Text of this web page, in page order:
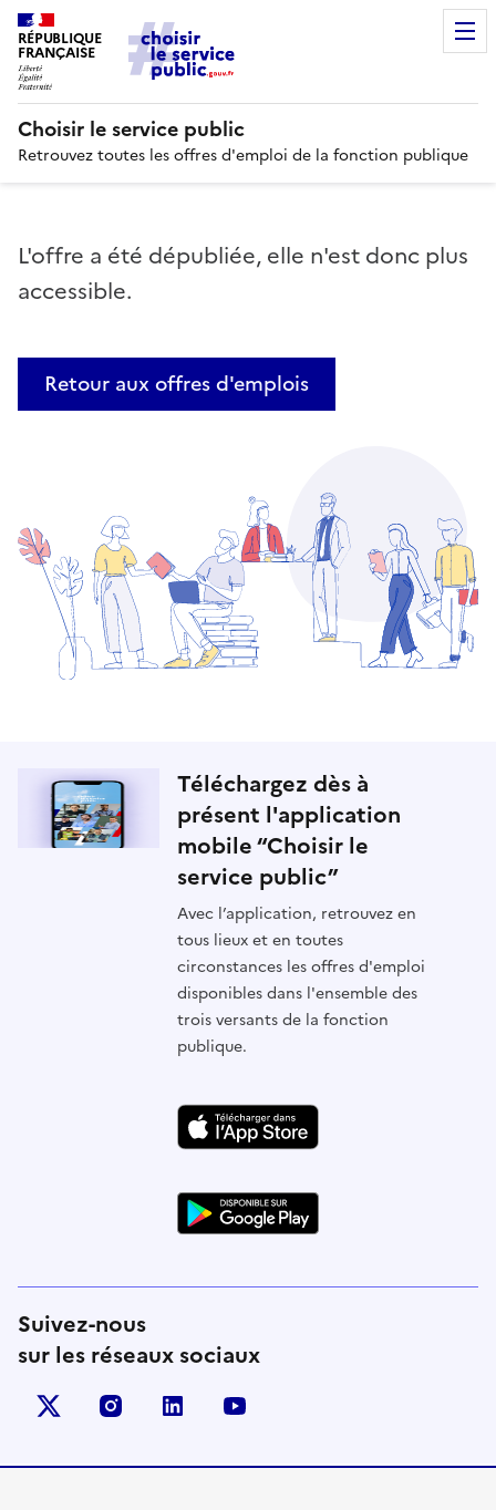
RÉPUBLIQUE
FRANÇAISE
Choisir le service public
Retrouvez toutes les offres d'emploi de la fonction publique
L'offre a été dépubliée, elle n'est donc plus
accessible.
Retour aux offres d'emplois
Téléchargez dès à
présent l'application
mobile “Choisir le
service public”
Avec l’application, retrouvez en
tous lieux et en toutes
circonstances les offres d'emploi
disponibles dans l'ensemble des
trois versants de la fonction
publique.
Suivez-nous
sur les réseaux sociaux
X (anciennement Twitter)
instagramlinkedin